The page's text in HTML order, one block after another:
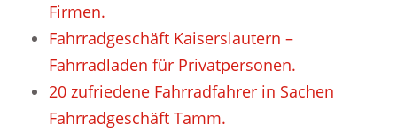
Firmen.
Fahrradgeschäft Kaiserslautern –
Fahrradladen für Privatpersonen.
20 zufriedene Fahrradfahrer in Sachen
Fahrradgeschäft Tamm.